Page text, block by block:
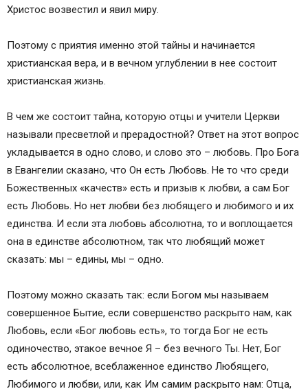
Христос возвестил и явил миру.
Поэтому с приятия именно этой тайны и начинается
христианская вера, и в вечном углублении в нее состоит
христианская жизнь.
В чем же состоит тайна, которую отцы и учители Церкви
называли пресветлой и прерадостной? Ответ на этот вопрос
укладывается в одно слово, и слово это – любовь. Про Бога
в Евангелии сказано, что Он есть Любовь. Не то что среди
Божественных «качеств» есть и призыв к любви, а сам Бог
есть Любовь. Но нет любви без любящего и любимого и их
единства. И если эта любовь абсолютна, то и воплощается
она в единстве абсолютном, так что любящий может
сказать: мы – едины, мы – одно.
Поэтому можно сказать так: если Богом мы называем
совершенное Бытие, если совершенство раскрыто нам, как
Любовь, если «Бог любовь есть», то тогда Бог не есть
одиночество, этакое вечное Я – без вечного Ты. Нет, Бог
есть абсолютное, всеблаженное единство Любящего,
Любимого и любви, или, как Им самим раскрыто нам: Отца,